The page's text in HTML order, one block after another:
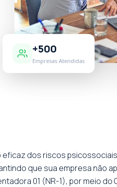
+500
Empresas Atendidas
dos riscos
que sua empresa não
01 (NR-1), por meio do